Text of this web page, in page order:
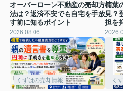
オーバーローン不動産の売却方
法は？返済不安でも自宅を手放
す前に知るポイント
2026.08.06
楠葉
見？
担を
くずはの売却情報 く